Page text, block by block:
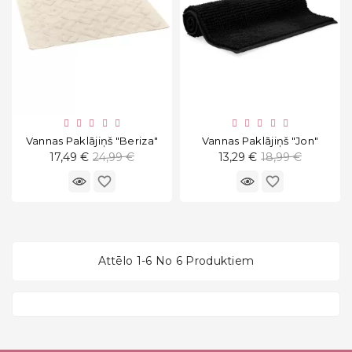
Vannas Paklājiņš "Beriza"
17,49 € Standarta
cena
24,99 €
favorite_border
Vannas Paklājiņš "Jon"
13,29 € Standarta
cena
18,99 €
favorite_border
Attēlo 1-6 No 6 Produktiem